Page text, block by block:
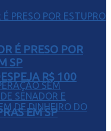
R$ 100
EM SP
É PRESO POR
SP